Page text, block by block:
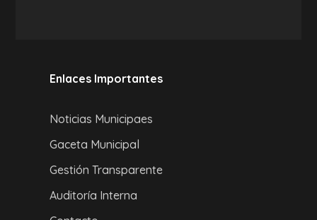
Enlaces Importantes
Noticias Municipaes
Gaceta Municipal
Gestión Transparente
Auditoría Interna